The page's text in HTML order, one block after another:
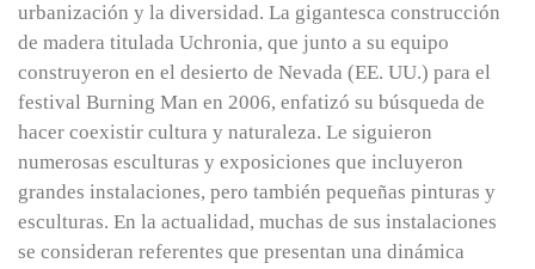
urbanización y la diversidad. La gigantesca construcción
de madera titulada Uchronia, que junto a su equipo
construyeron en el desierto de Nevada (EE. UU.) para el
festival Burning Man en 2006, enfatizó su búsqueda de
hacer coexistir cultura y naturaleza. Le siguieron
numerosas esculturas y exposiciones que incluyeron
grandes instalaciones, pero también pequeñas pinturas y
esculturas. En la actualidad, muchas de sus instalaciones
se consideran referentes que presentan una dinámica